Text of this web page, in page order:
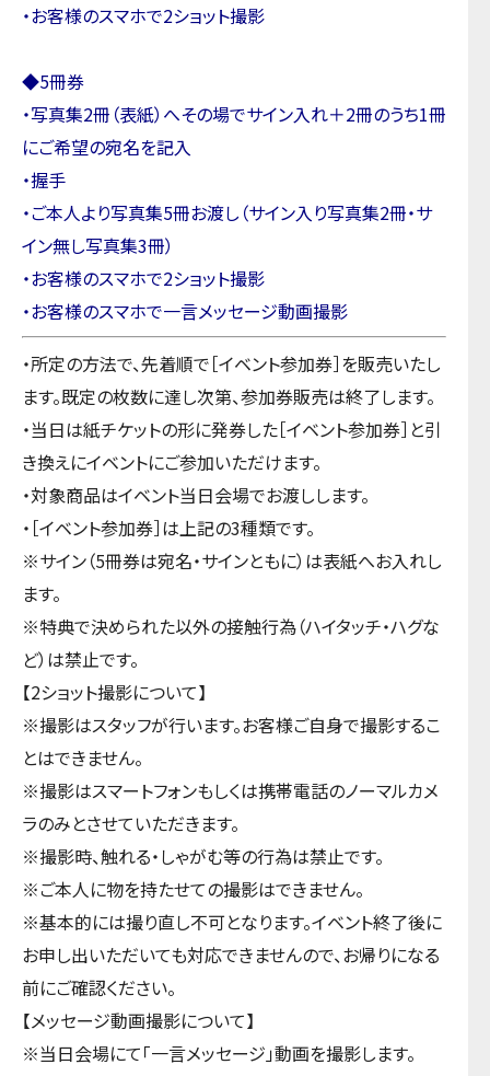
・お客様のスマホで2ショット撮影
◆5冊券
・写真集2冊（表紙）へその場でサイン入れ＋2冊のうち1冊
にご希望の宛名を記入
・握手
・ご本人より写真集5冊お渡し（サイン入り写真集2冊・サ
イン無し写真集3冊）
・お客様のスマホで2ショット撮影
・お客様のスマホで一言メッセージ動画撮影
・所定の方法で、先着順で［イベント参加券］を販売いたし
ます。既定の枚数に達し次第、参加券販売は終了します。
・当日は紙チケットの形に発券した［イベント参加券］と引
き換えにイベントにご参加いただけます。
・対象商品はイベント当日会場でお渡しします。
・［イベント参加券］は上記の3種類です。
※サイン（5冊券は宛名・サインともに）は表紙へお入れし
ます。
※特典で決められた以外の接触行為（ハイタッチ・ハグな
ど）は禁止です。
【2ショット撮影について】
※撮影はスタッフが行います。お客様ご自身で撮影するこ
とはできません。
※撮影はスマートフォンもしくは携帯電話のノーマルカメ
ラのみとさせていただきます。
※撮影時、触れる・しゃがむ等の行為は禁止です。
※ご本人に物を持たせての撮影はできません。
※基本的には撮り直し不可となります。イベント終了後に
お申し出いただいても対応できませんので、お帰りになる
前にご確認ください。
【メッセージ動画撮影について】
※当日会場にて「一言メッセージ」動画を撮影します。